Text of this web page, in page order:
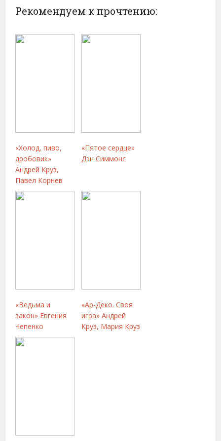
Рекомендуем к прочтению:
«Холод, пиво,
дробовик»
Андрей Круз,
Павел Корнев
«Пятое сердце»
Дэн Симмонс
«Ведьма и
закон» Евгения
Чепенко
«Ар-Деко. Своя
игра» Андрей
Круз, Мария Круз